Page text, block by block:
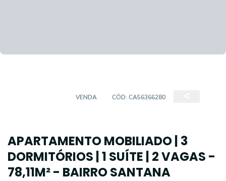
VENDA CÓD: CA56366280
APARTAMENTO MOBILIADO | 3
DORMITÓRIOS | 1 SUÍTE | 2 VAGAS -
78,11M² - BAIRRO SANTANA